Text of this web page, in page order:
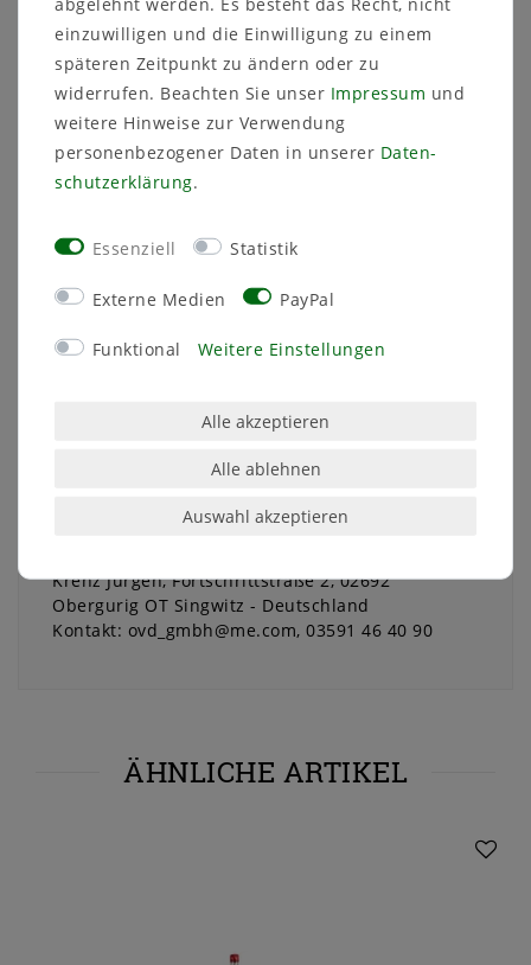
Balkon, Garten & Indoor
Umweltfreundlich & langlebig– aus
recyceltem Kunststoff
2 Stück im Set
vielseitig verwendbar
Nie wieder Rätselraten beim Gießen – mit dem
MePla Wasserstandsanzeiger setzen Sie auf
Fortschrittstraße 2 2692
ovd_gmbh@me.com
Krenz Jürgen Fortschrittstraße 2 02692
Obergurig OT Singwitz
Deutschland
Kontakt: ovd_gmbh@me.com 03591 46 40 90
ÄHNLICHE ARTIKEL
einzuwilligen und die Einwilligung zu einem
späteren Zeitpunkt zu ändern oder zu
widerrufen. Beachten Sie unser Impressum und
weitere Hinweise zur Verwendung
personenbezogener Daten in unserer Daten­
schutz­erklärung.
Essenziell Statistik
Externe Medien PayPal
Funktional Weitere Einstellungen
Alle akzeptieren
Alle ablehnen
Auswahl akzeptieren